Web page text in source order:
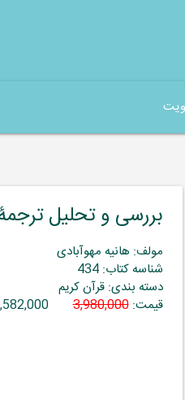
بررسی و تحلیل
مولف: هانیه مهوآبادی
شناسه کتاب: 434
دسته بندی: قرآن کریم
قیمت:3,980,000
3,582,000